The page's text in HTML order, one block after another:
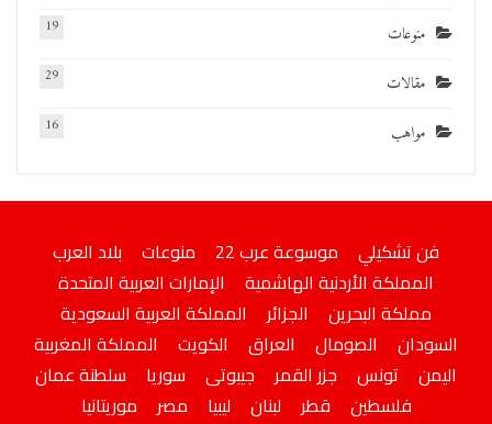
منوعات 19
مقالات 29
مواهب 16
فن تشكيلي موسوعة عرب 22 منوعات
بلاد العرب
المملكة الأردنية الهاشمية
الإمارات العربية المتحدة
مملكة البحرين
الجزائر
المملكة العربية السعودية
السودان
الصومال العراق الكويت
المملكة المغربية
اليمن
تونس جزر القمر جيبوتى سوريا
سلطنة عمان
فلسطين
قطر لبنان ليبيا مصر موريتانيا